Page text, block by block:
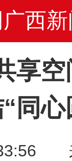
西新
享
同心